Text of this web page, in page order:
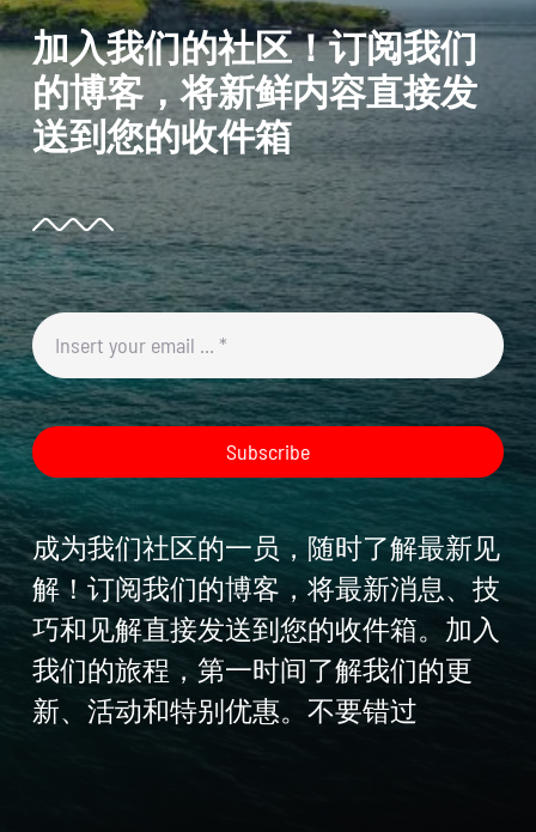
加入我们的社区！订阅我们
的博客，将新鲜内容直接发
送到您的收件箱
Subscribe
成为我们社区的一员，随时了解最新见
解！订阅我们的博客，将最新消息、技
巧和见解直接发送到您的收件箱。加入
我们的旅程，第一时间了解我们的更
新、活动和特别优惠。不要错过